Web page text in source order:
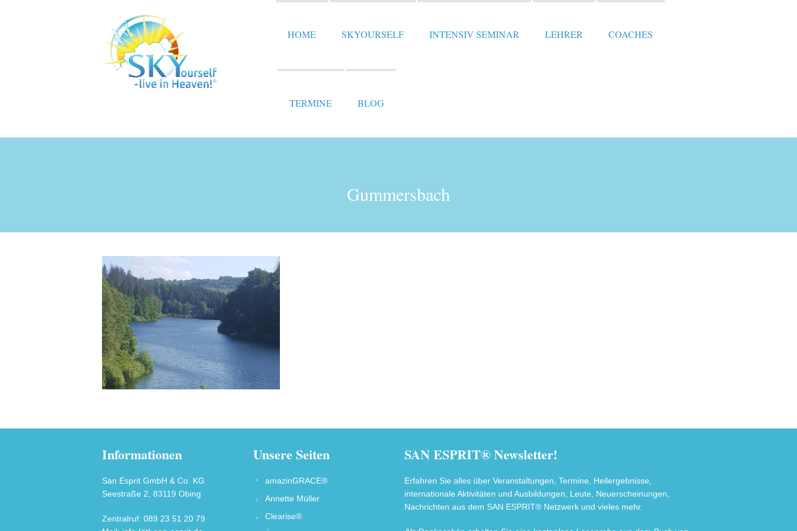
HOME SKYOURSELF INTENSIV SEMINAR LEHRER COACHES
TERMINE BLOG
Gummersbach
Informationen
San Esprit GmbH & Co. KG
Seestraße 2, 83119 Obing
Zentralruf: 089 23 51 20 79
Unsere Seiten
amazinGRACE®
Annette Müller
Clearise®
SAN ESPRIT® Newsletter!
Erfahren Sie alles über Veranstaltungen, Termine, Heilergebnisse,
internationale Aktivitäten und Ausbildungen, Leute, Neuerscheinungen,
Nachrichten aus dem SAN ESPRIT® Netzwerk und vieles mehr.